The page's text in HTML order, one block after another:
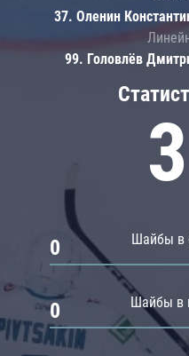
Шайбы в
0
Шайбы в
0
37. Оленин
99. Головлёв